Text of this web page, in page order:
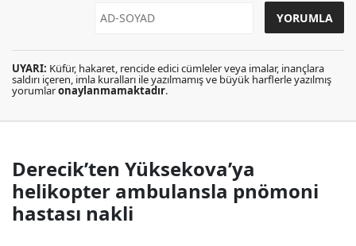
UYARI: Küfür, hakaret, rencide edici cümleler veya imalar, inançlara
saldırı içeren, imla kuralları ile yazılmamış ve büyük harflerle yazılmış
yorumlaronaylanmamaktadır.
Derecik’ten Yüksekova’ya
helikopter ambulansla pnömoni
hastası nakli